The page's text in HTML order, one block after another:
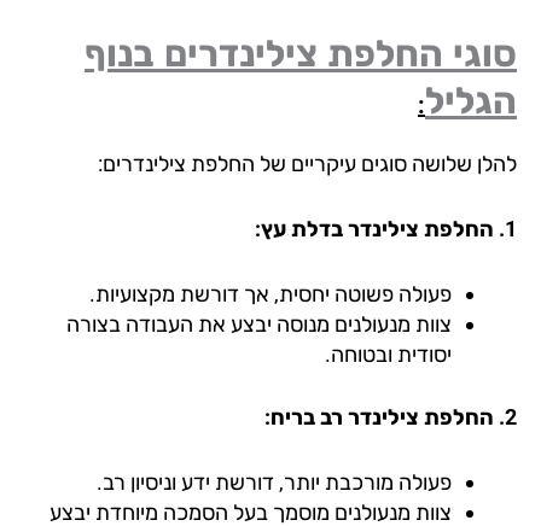
החלפת צילינדרים בנוף
:
שלושה סוגים עיקריים של החלפת צילינדרים:
פעולה פשוטה יחסית, אך דורשת מקצועיות.
צוות מנעולנים מנוסה יבצע את העבודה בצורה
יסודית ובטוחה.
פעולה מורכבת יותר, דורשת ידע וניסיון רב.
צוות מנעולנים מוסמך בעל הסמכה מיוחדת יבצע